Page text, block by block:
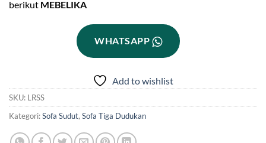
berikut MEBELIKA
WHATSAPP
Add to wishlist
SKU: LRSS
Kategori:Sofa Sudut, Sofa Tiga Dudukan